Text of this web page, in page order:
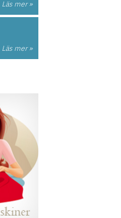
Läs mer »
Läs mer »